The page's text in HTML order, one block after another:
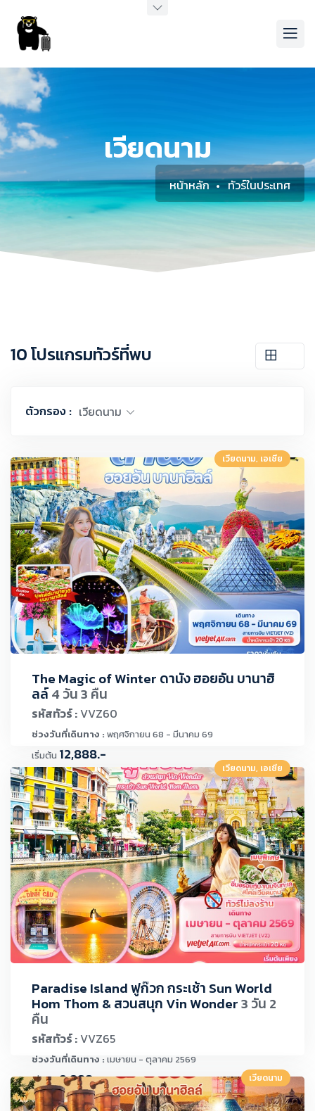
เวียดนาม
หน้าหลัก ทัวร์ในประเทศ
10 โปรแกรมทัวร์ที่พบ
ตัวกรอง : เวียดนาม
เวียดนาม, เอเชีย
The Magic of Winter ดานัง ฮอยอัน บานาฮิ
ลล์4 วัน 3 คืน
รหัสทัวร์ : VVZ60
ช่วงวันที่เดินทาง : พฤศจิกายน 68 - มีนาคม 69
เริ่มต้น 12,888.-
เวียดนาม, เอเชีย
Paradise Island ฟูก๊วก กระเช้า Sun World
Hom Thom & สวนสนุก Vin Wonder3 วัน 2
คืน
รหัสทัวร์ : VVZ65
ช่วงวันที่เดินทาง : เมษายน - ตุลาคม 2569
เริ่มต้น9,888.- เวียดนาม